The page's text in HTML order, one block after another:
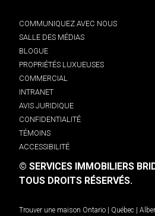
COMMUNIQUEZ AVEC NOUS
SALLE DES MÉDIAS
BLOGUE
PROPRIÉTÉS LUXUEUSES
COMMERCIAL
INTRANET
AVIS JURIDIQUE
CONFIDENTIALITÉ
TÉMOINS
ACCESSIBILITÉ
© SERVICES IMMOBILIERS
TOUS DROITS RÉSERVÉS.
Trouver une maison Ontario Québec